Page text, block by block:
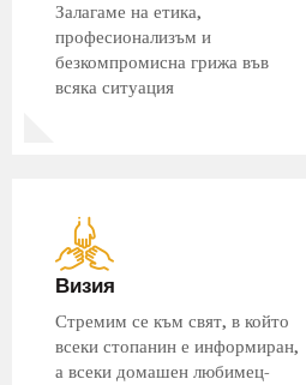
Залагаме на етика,
професионализъм и
безкомпромисна грижа във
всяка ситуация
Визия
Стремим се към свят, в който
всеки стопанин е информиран,
а всеки домашен любимец-